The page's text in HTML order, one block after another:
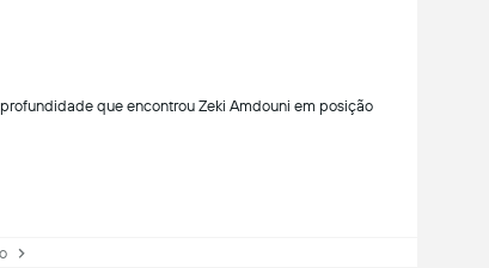
que encontrou Zeki Amdouni em posição